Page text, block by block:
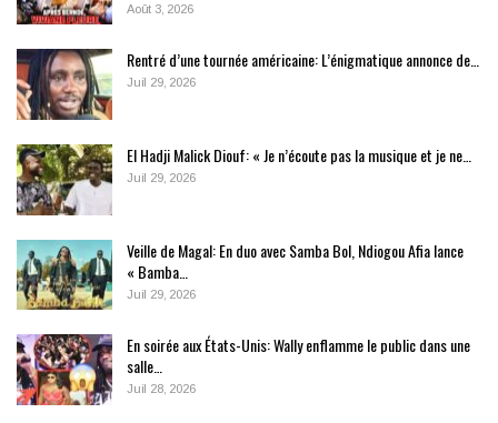
Août 3, 2026
Rentré d’une tournée américaine: L’énigmatique annonce de…
Juil 29, 2026
El Hadji Malick Diouf: « Je n’écoute pas la musique et je ne…
Juil 29, 2026
Veille de Magal: En duo avec Samba Bol, Ndiogou Afia lance
« Bamba…
Juil 29, 2026
En soirée aux États-Unis: Wally enflamme le public dans une
salle…
Juil 28, 2026